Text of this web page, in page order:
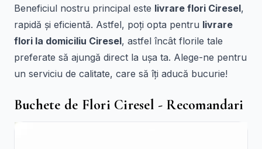
Beneficiul nostru principal este livrare flori Ciresel,
rapidă și eficientă. Astfel, poți opta pentru livrare
flori la domiciliu Ciresel, astfel încât florile tale
preferate să ajungă direct la ușa ta. Alege-ne pentru
un serviciu de calitate, care să îți aducă bucurie!
Buchete de Flori Ciresel - Recomandari